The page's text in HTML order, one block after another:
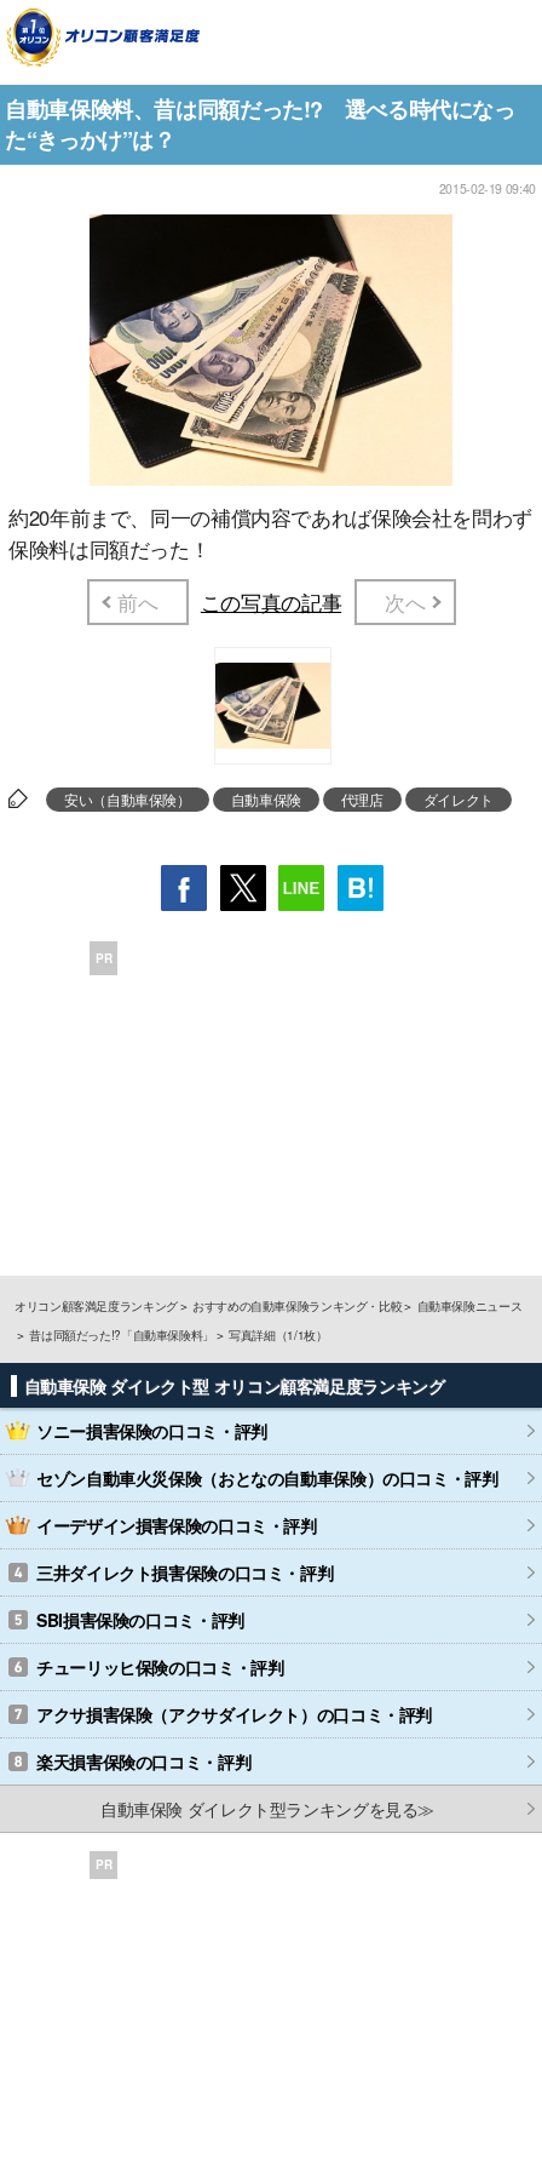
自動車保険料、昔は同額だった!? 選べる時代になっ
た“きっかけ”は？
2015-02-19 09:40
約20年前まで、同一の補償内容であれば保険会社を問わず
保険料は同額だった！
前へ
この写真の記事 次へ
安い（自動車保険） 自動車保険 代理店 ダイレクト
PR
オリコン顧客満足度ランキング おすすめの自動車保険ランキング・比較
自動車保険ニュース
昔は同額だった!?「自動車保険料」
写真詳細（1/1枚）
自動車保険 ダイレクト型 オリコン顧客満足度ランキング
ソニー損害保険の口コミ・評判
セゾン自動車火災保険（おとなの自動車保険）の口コミ・評判
イーデザイン損害保険の口コミ・評判
三井ダイレクト損害保険の口コミ・評判
SBI損害保険の口コミ・評判
チューリッヒ保険の口コミ・評判
アクサ損害保険（アクサダイレクト） の口コミ・評判
楽天損害保険の口コミ・評判
自動車保険 ダイレクト型ランキングを見る≫
PR